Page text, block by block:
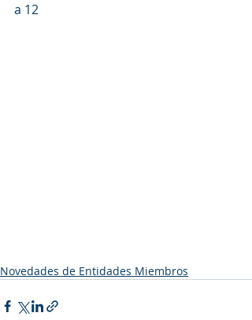
a 12
Novedades de Entidades Miembros